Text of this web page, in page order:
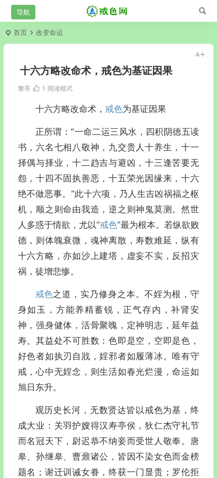
首页 改变命运
十六方略改命术，戒色为基证因果
黎哥 1 阅读模式
十六方略改命术， 戒色为基证因果
正所谓：“一命二运三风水，四积阴德五读
书，六名七相八敬神，九交贵人十养生，十一
择偶与择业，十二趋吉与避凶，十三逢苦要无
怨，十四不固执善恶，十五荣光因缘来，十六
绝不做恶事。”此十六项，乃人生吉凶祸福之枢
机，顺之则命由我造，逆之则神鬼莫测。然世
人多惑于情欲，尤以“戒色”最为根本。若纵欲败
德，则体魄衰微，魂神离散，寿数难延，纵有
十六方略，亦如沙上建塔，虚妄不实，反招灾
祸，徒增悲惨。
戒色之道，实乃修身之本。不婬为根，守
身如玉，方能养精蓄锐，正气存内，补肾安
神，强身健体，活骨聚魄，定神明志，延年益
寿。其益处不可胜数：色即是空，空即是色，
好色者如执刃自戕，婬邪者如履薄冰。唯有守
戒，心中无婬念，则生活如春光烂漫，命运如
旭日东升。
观历史长河，无数贤达皆以戒色为基，终
成大业：关羽护嫂得汉寿亭侯，狄仁杰守礼节
而名冠天下，尉迟恭不纳妾而受世人敬奉。唐
皋、孙继皋、曹鼐诸公，皆因不染女色而金榜
题名；谢迁训诫女眷，终获一门显贵；罗伦拒